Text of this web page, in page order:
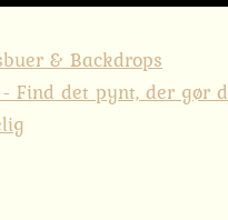
& Backdrops
- Find det pynt, der gør